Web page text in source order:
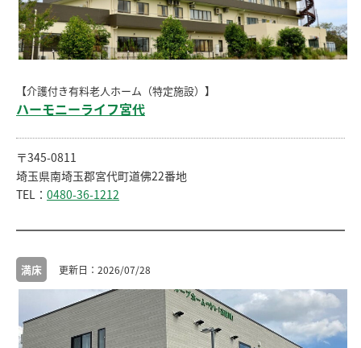
【介護付き有料老人ホーム（特定施設）】
ハーモニーライフ宮代
〒345-0811
埼玉県南埼玉郡宮代町道佛22番地
TEL： 0480-36-1212
満床 2026/07/28